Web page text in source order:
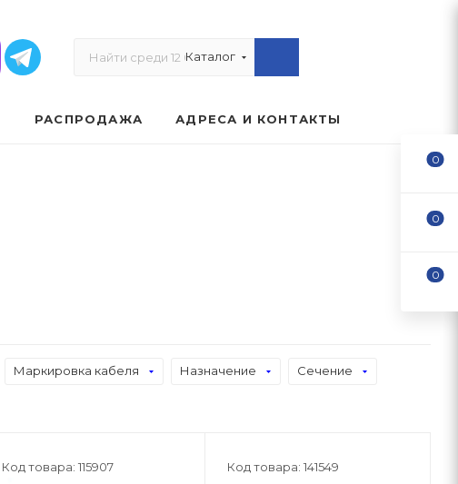
Каталог
РАСПРОДАЖА АДРЕСА И КОНТАКТЫ
Маркировка кабеля Назначение Сечение
Код товара: 115907 Код товара: 141549
0
0
0